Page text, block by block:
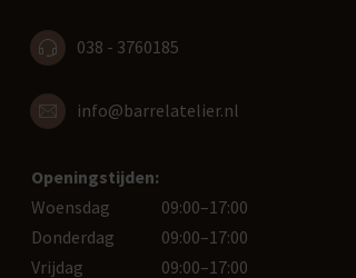
038 - 3760185
info@barrelatelier.nl
Openingstijden:
Woensdag
09:00–17:00
Donderdag
09:00–17:00
Vrijdag
09:00–17:00